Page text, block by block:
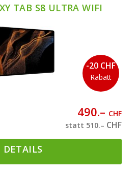
-20 CHF
Rabatt
TAB S8 ULTRA WIFI
490.– CHF
statt 510.– CHF
DETAILS